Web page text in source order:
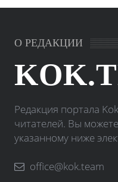
О РЕДАКЦИИ
Редакция портала
читателей. Вы
указанному ниже
office@kok.team